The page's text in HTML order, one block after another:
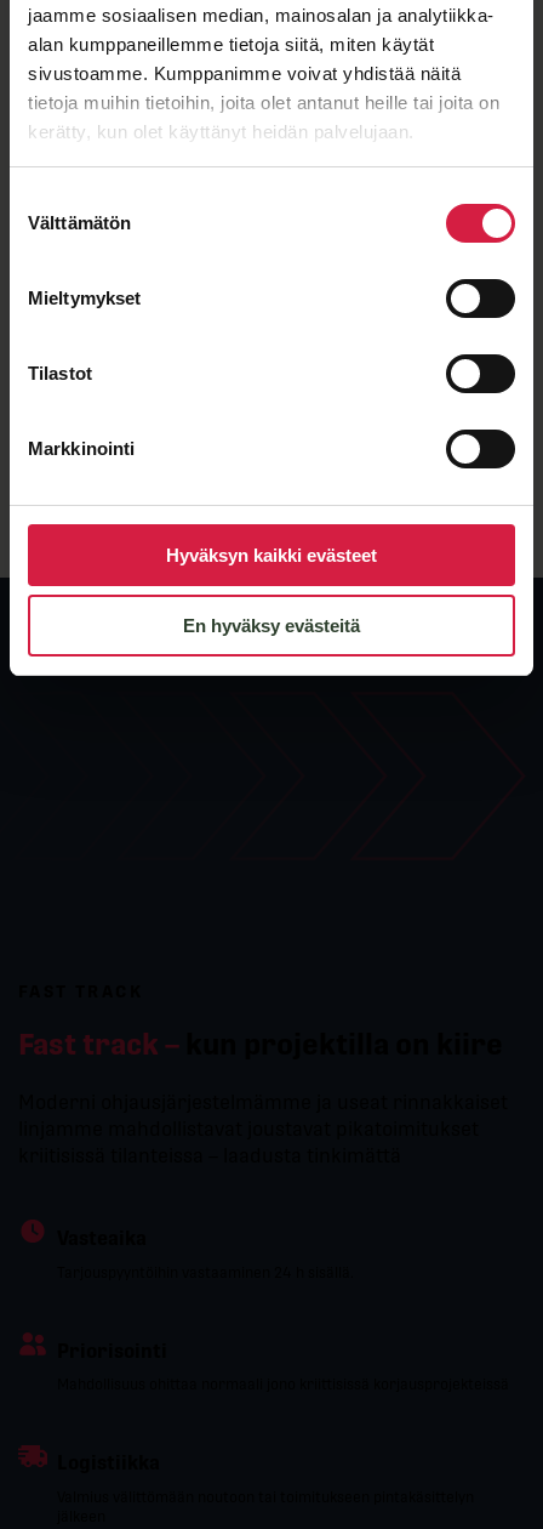
jaamme sosiaalisen median, mainosalan ja analytiikka-
alan kumppaneillemme tietoja siitä, miten käytät
sivustoamme. Kumppanimme voivat yhdistää näitä
tietoja muihin tietoihin, joita olet antanut heille tai joita on
kerätty, kun olet käyttänyt heidän palvelujaan.
valinta
Välttämätön
Mieltymykset
Tilastot
Markkinointi
Hyväksyn kaikki evästeet
En hyväksy evästeitä
Hyvä hinta-laatu
Pitkäaikainen yhteistyö
eurooppalaiselta valmistajalta
Fast track –